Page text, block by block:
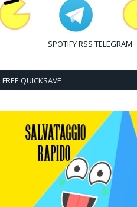
SPOTIFYRSS TELEGRAM
FREE QUICKSAVE